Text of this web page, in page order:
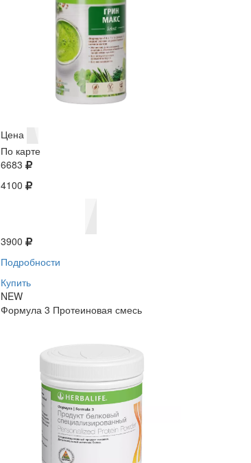
Цена
По карте
6683
4100
3900
Подробности
Купить
NEW
Формула 3 Протеиновая смесь